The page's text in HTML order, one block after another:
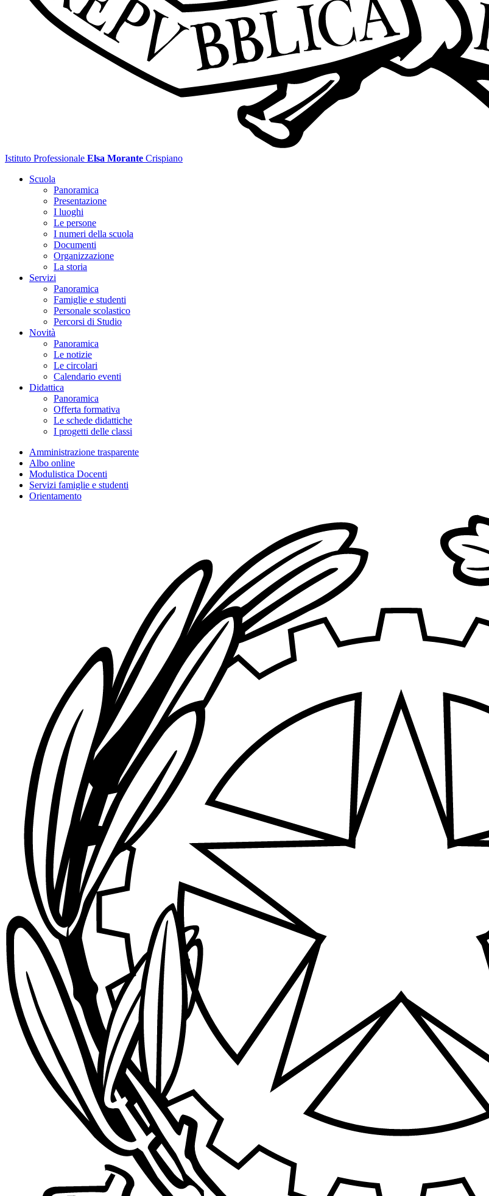
Istituto Professionale Elsa Morante Crispiano
Scuola
Panoramica
Presentazione
I luoghi
Le persone
I numeri della scuola
Documenti
Organizzazione
La storia
Servizi
Panoramica
Famiglie e studenti
Personale scolastico
Percorsi di Studio
Novità
Panoramica
Le notizie
Le circolari
Calendario eventi
Didattica
Panoramica
Offerta formativa
Le schede didattiche
I progetti delle classi
Amministrazione trasparente
Albo online
Modulistica Docenti
Servizi famiglie e studenti
Orientamento